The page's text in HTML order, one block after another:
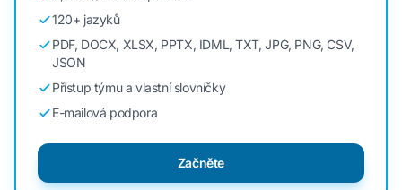
120+ jazyků
PDF, DOCX, XLSX, PPTX, IDML, TXT, JPG, PNG, CSV,
JSON
Přístup týmu a vlastní slovníčky
E-mailová podpora
Začněte